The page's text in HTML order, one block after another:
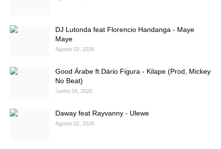
DJ Lutonda feat Florencio Handanga - Maye
Maye
Agosto 02, 2026
Good Árabe ft Dário Figura - Kilape (Prod, Mickey
No Beat)
Junho 04, 2026
Daway feat Rayvanny - Ulewe
Agosto 02, 2026